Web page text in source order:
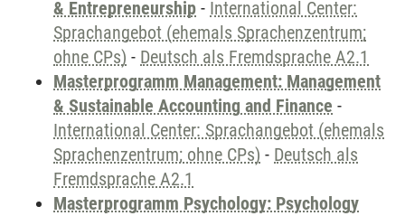
& Entrepreneurship - International Center:
Sprachangebot (ehemals Sprachenzentrum;
ohne CPs) - Deutsch als Fremdsprache A2.1
Masterprogramm Management: Management
& Sustainable Accounting and Finance -
International Center: Sprachangebot (ehemals
Sprachenzentrum; ohne CPs) - Deutsch als
Fremdsprache A2.1
Masterprogramm Psychology: Psychology